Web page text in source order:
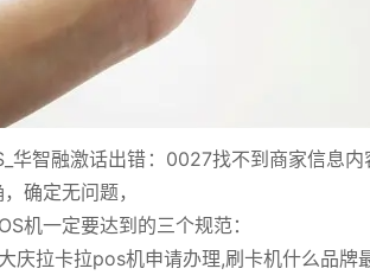
华智融激话出错：0027找不到商家信息
确定无问题，
机一定要达到的三个规范：
庆拉卡拉pos机申请办理,刷卡机什么品牌